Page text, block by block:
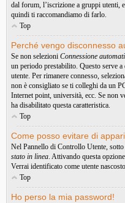
dal forum, l’iscrizione a gruppi utenti,
quindi ti raccomandiamo di farlo.
Top
Perché vengo disconnesso
Se non selezioni Connessione
un periodo prestabilito. Questo serve
utente. Per rimanere connesso,
non è consigliato se ti colleghi da un
Internet point, università, ecc. Se non
ha disabilitato questa caratteristica.
Top
Come posso evitare di
Nel Pannello di Controllo Utente, sotto
stato in linea. Attivando questa
Verrai identificato come utente
Top
Ho perso la mia password!